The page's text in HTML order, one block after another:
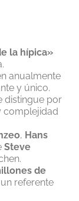
la hípica»
anualmente
y único.
distingue por
complejidad
, Hans
Steve
de
referente